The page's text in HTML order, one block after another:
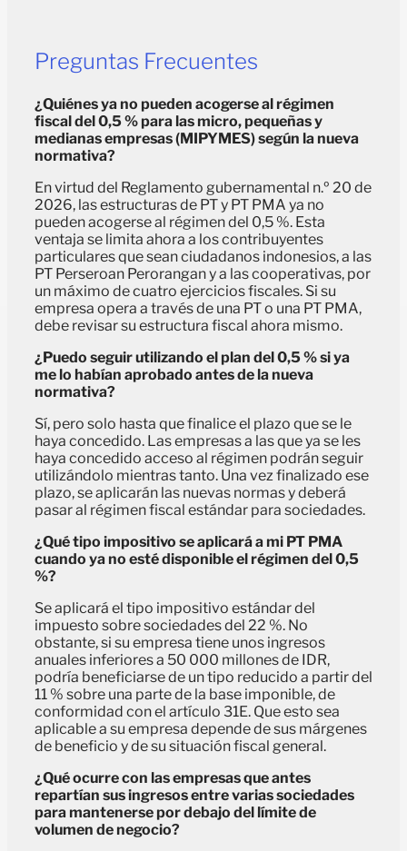
Preguntas Frecuentes
¿Quiénes ya no pueden acogerse al régimen
fiscal del 0,5 % para las micro, pequeñas y
medianas empresas (MIPYMES) según la nueva
normativa?
En virtud del Reglamento gubernamental n.º 20 de
2026, las estructuras de PT y PT PMA ya no
pueden acogerse al régimen del 0,5 %. Esta
ventaja se limita ahora a los contribuyentes
particulares que sean ciudadanos indonesios, a las
PT Perseroan Perorangan y a las cooperativas, por
un máximo de cuatro ejercicios fiscales. Si su
empresa opera a través de una PT o una PT PMA,
debe revisar su estructura fiscal ahora mismo.
¿Puedo seguir utilizando el plan del 0,5 % si ya
me lo habían aprobado antes de la nueva
normativa?
Sí, pero solo hasta que finalice el plazo que se le
haya concedido. Las empresas a las que ya se les
haya concedido acceso al régimen podrán seguir
utilizándolo mientras tanto. Una vez finalizado ese
plazo, se aplicarán las nuevas normas y deberá
pasar al régimen fiscal estándar para sociedades.
¿Qué tipo impositivo se aplicará a mi PT PMA
cuando ya no esté disponible el régimen del 0,5
%?
Se aplicará el tipo impositivo estándar del
impuesto sobre sociedades del 22 %. No
obstante, si su empresa tiene unos ingresos
anuales inferiores a 50 000 millones de IDR,
podría beneficiarse de un tipo reducido a partir del
11 % sobre una parte de la base imponible, de
conformidad con el artículo 31E. Que esto sea
aplicable a su empresa depende de sus márgenes
de beneficio y de su situación fiscal general.
¿Qué ocurre con las empresas que antes
repartían sus ingresos entre varias sociedades
para mantenerse por debajo del límite de
volumen de negocio?